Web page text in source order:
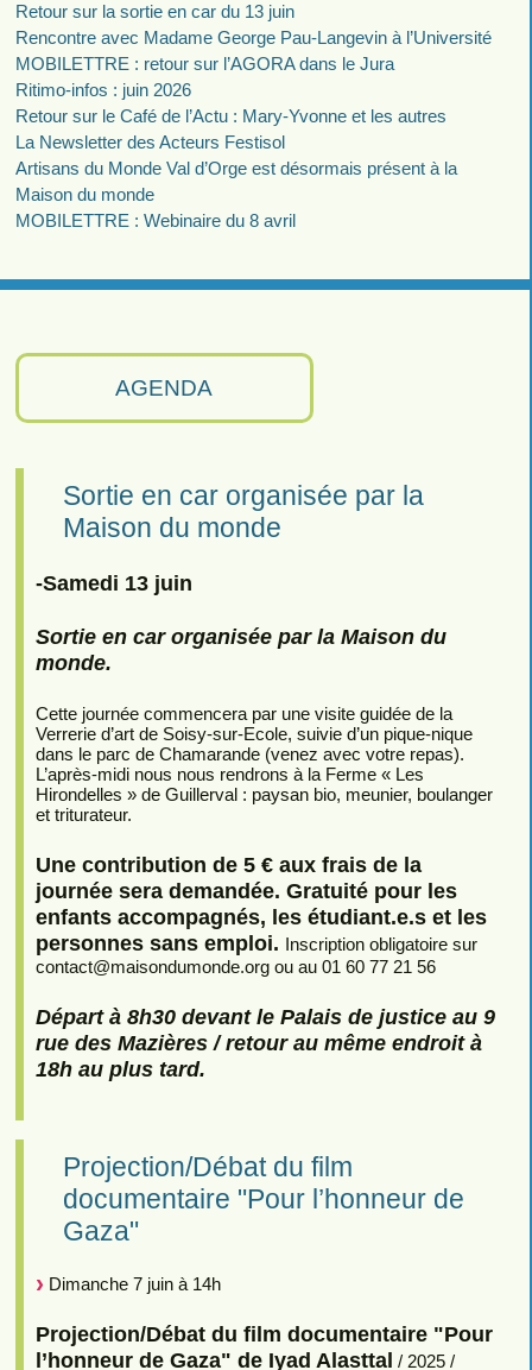
AGENDA
Sortie en car organisée par la
Maison du monde
-Samedi 13 juin
Sortie en car organisée par la Maison du
monde.
Cette journée commencera par une visite guidée de la
Verrerie d’art de Soisy-sur-Ecole, suivie d’un pique-nique
dans le parc de Chamarande (venez avec votre repas).
L’après-midi nous nous rendrons à la Ferme « Les
Hirondelles » de Guillerval : paysan bio, meunier, boulanger
et triturateur.
Une contribution de 5 € aux frais de la
journée sera demandée. Gratuité pour les
enfants accompagnés, les étudiant.e.s et les
personnes sans emploi. Inscription obligatoire sur
contact@maisondumonde.org ou au 01 60 77 21 56
Départ à 8h30 devant le Palais de justice au 9
rue des Mazières / retour au même endroit à
18h au plus tard.
Projection/Débat du film
documentaire "Pour l’honneur de
Gaza"
Dimanche 7 juin à 14h
Projection/Débat du film documentaire "Pour
l’honneur de Gaza" de Iyad Alasttal / 2025 /
Retour sur la sortie en car du 13 juin
Rencontre avec Madame George Pau-Langevin à l’Université
MOBILETTRE : retour sur l’AGORA dans le Jura
Ritimo-infos : juin 2026
Retour sur le Café de l’Actu : Mary-Yvonne et les autres
La Newsletter des Acteurs Festisol
Artisans du Monde Val d’Orge est désormais présent à la
Maison du monde
MOBILETTRE : Webinaire du 8 avril